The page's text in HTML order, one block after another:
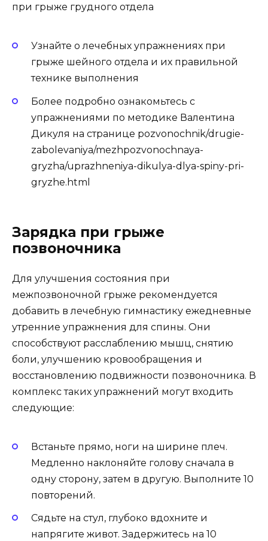
при грыже грудного отдела
Узнайте о лечебных упражнениях при
грыже шейного отдела и их правильной
технике выполнения
Более подробно ознакомьтесь с
упражнениями по методике Валентина
Дикуля на странице pozvonochnik/drugie-
zabolevaniya/mezhpozvonochnaya-
gryzha/uprazhneniya-dikulya-dlya-spiny-pri-
gryzhe.html
Зарядка при грыже
позвоночника
Для улучшения состояния при
межпозвоночной грыже рекомендуется
добавить в лечебную гимнастику ежедневные
утренние упражнения для спины. Они
способствуют расслаблению мышц, снятию
боли, улучшению кровообращения и
восстановлению подвижности позвоночника. В
комплекс таких упражнений могут входить
следующие:
Встаньте прямо, ноги на ширине плеч.
Медленно наклоняйте голову сначала в
одну сторону, затем в другую. Выполните 10
повторений.
Сядьте на стул, глубоко вдохните и
напрягите живот. Задержитесь на 10